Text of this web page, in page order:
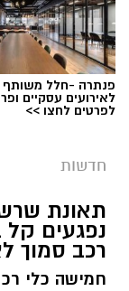
פנתרה -חלל משותף
לאירועים עסקיים
לפרטים לחצו >>
חדשות
נפגעים
רכב סמוך
חמישה כלי